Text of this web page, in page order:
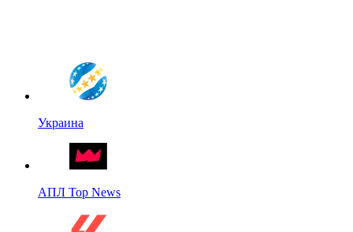
Украина
АПЛ Top News